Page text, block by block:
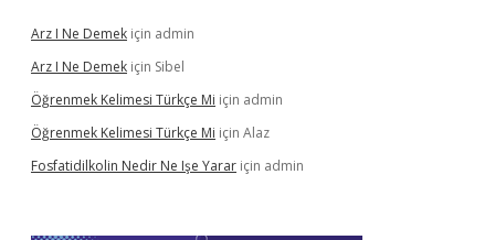
Arz I Ne Demek için admin
Arz I Ne Demek için Sibel
Öğrenmek Kelimesi Türkçe Mi için admin
Öğrenmek Kelimesi Türkçe Mi için Alaz
Fosfatidilkolin Nedir Ne Işe Yarar için admin